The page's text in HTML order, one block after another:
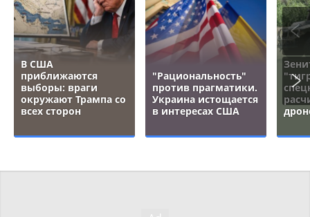
В США
приближаются
выборы: враги
окружают Трампа со
всех сторон
"Рациональность"
против прагматики.
Украина истощается
в интересах США